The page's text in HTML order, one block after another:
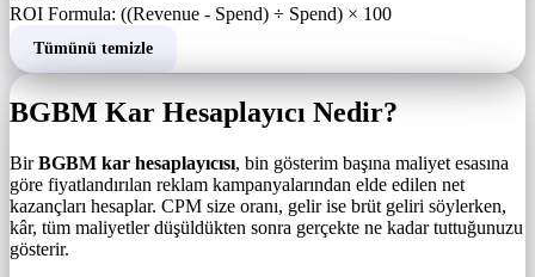
ROI Formula: ((Revenue - Spend) ÷ Spend) × 100
Tümünü temizle
BGBM Kar Hesaplayıcı Nedir?
BirBGBM kar hesaplayıcısı, bin gösterim başına maliyet esasına
göre fiyatlandırılan reklam kampanyalarından elde edilen net
kazançları hesaplar. CPM size oranı, gelir ise brüt geliri söylerken,
kâr, tüm maliyetler düşüldükten sonra gerçekte ne kadar tuttuğunuzu
gösterir.